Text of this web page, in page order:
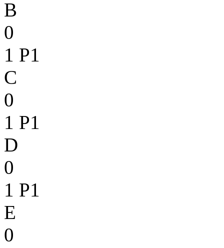
B
0
1 P1
C
0
1 P1
D
0
1 P1
E
0